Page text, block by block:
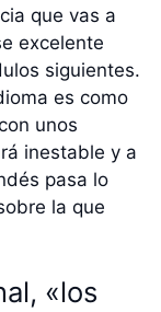
que vas a
excelente
siguientes.
es como
unos
inestable y a
pasa lo
la que
«los